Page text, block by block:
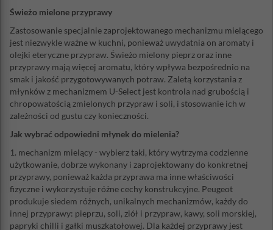
Świeżo mielone przyprawy
Zastosowanie specjalnie zaprojektowanego mechanizmu mielącego
jest niezwykle ważne w kuchni, ponieważ uwydatnia on aromaty i
olejki eteryczne przypraw. Świeżo mielony pieprz oraz inne
przyprawy mają więcej aromatu, który wpływa bezpośrednio na
smak i jakość przygotowywanych potraw. Zaletą korzystania z
młynków z mechanizmem U-Select jest kontrola nad grubością i
chropowatością zmielonych przypraw i soli, i stosowanie ich w
zależności od gustu czy konieczności.
Jak wybrać odpowiedni młynek do mielenia?
1. mechanizm mielący - wybierz taki, który wytrzyma codzienne
użytkowanie, dobrze wykonany i zaprojektowany do konkretnej
przyprawy, ponieważ każda przyprawa ma inne właściwości
fizyczne i wykorzystuje różne cechy konstrukcyjne. Peugeot
produkuje siedem różnych, unikalnych mechanizmów, każdy do
innej przyprawy: pieprzu, soli, ziół i przypraw, kawy, soli morskiej,
papryki chilli i gałki muszkatołowej. Dla każdej przyprawy jest